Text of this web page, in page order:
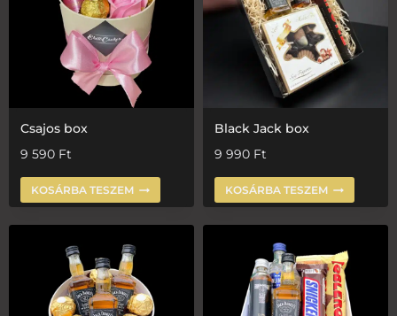
Csajos box
9 590 Ft
KOSÁRBA TESZEM
Black Jack box
9 990 Ft
KOSÁRBA TESZEM